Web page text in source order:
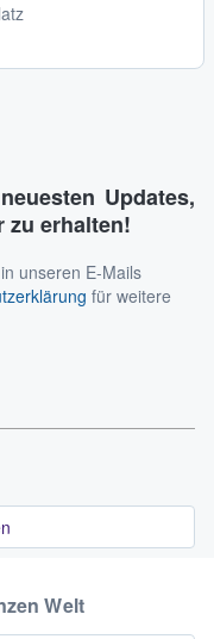
Updates,
zu erhalten!
unseren E-Mails
für weitere
Welt